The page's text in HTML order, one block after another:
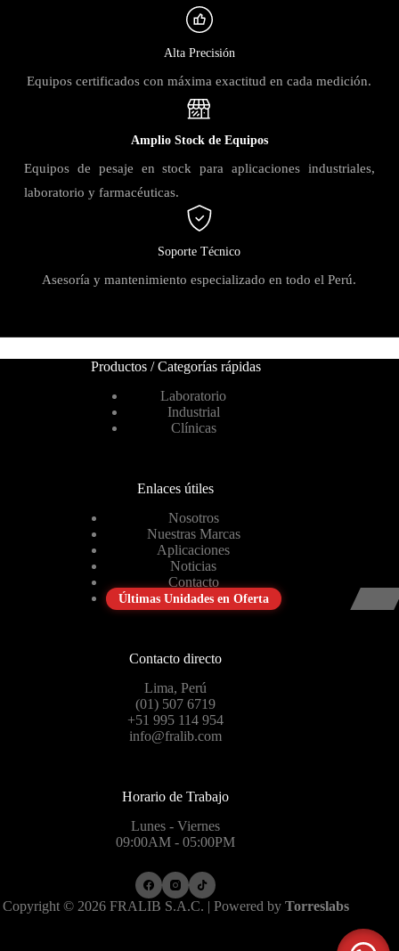
Alta Precisión
Equipos certificados con máxima exactitud en cada medición.
Amplio Stock de Equipos
Equipos de pesaje en stock para aplicaciones industriales,
laboratorio y farmacéuticas.
Soporte Técnico
Asesoría y mantenimiento especializado en todo el Perú.
Productos / Categorías rápidas
Laboratorio
Industrial
Clínicas
Enlaces útiles
Nosotros
Nuestras Marcas
Aplicaciones
Noticias
Contacto
Últimas Unidades en Oferta
Contacto directo
Lima, Perú
(01) 507 6719
+51 995 114 954
info@fralib.com
Horario de Trabajo
Lunes - Viernes
09:00AM - 05:00PM
Copyright © 2026 FRALIB S.A.C. | Powered by Torreslabs